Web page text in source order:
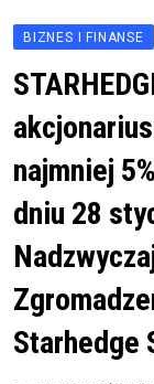
BIZNES I FINANSE
najmniej
dniu 28
Starhedge